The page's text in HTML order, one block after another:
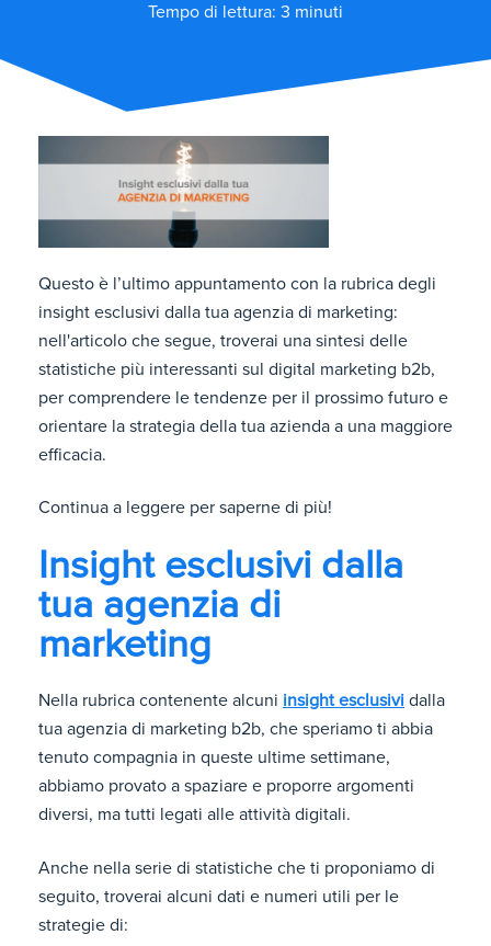
Tempo di lettura: 3 minuti
Questo è l’ultimo appuntamento con la rubrica degli
insight esclusivi dalla tua agenzia di marketing:
nell'articolo che segue, troverai una sintesi delle
statistiche più interessanti sul digital marketing b2b,
per comprendere le tendenze per il prossimo futuro e
orientare la strategia della tua azienda a una maggiore
efficacia.
Continua a leggere per saperne di più!
Insight esclusivi dalla
tua agenzia di
marketing
Nella rubrica contenente alcuni insight esclusivi dalla
tua agenzia di marketing b2b, che speriamo ti abbia
tenuto compagnia in queste ultime settimane,
abbiamo provato a spaziare e proporre argomenti
diversi, ma tutti legati alle attività digitali.
Anche nella serie di statistiche che ti proponiamo di
seguito, troverai alcuni dati e numeri utili per le
strategie di: